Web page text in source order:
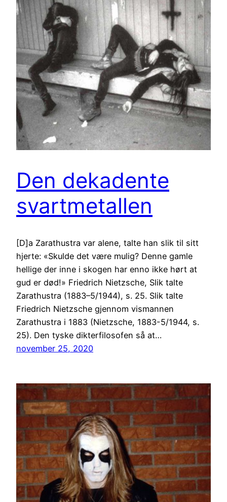
Den dekadente
svartmetallen
[D]a Zarathustra var alene, talte han slik til sitt
hjerte: «Skulde det være mulig? Denne gamle
hellige der inne i skogen har enno ikke hørt at
gud er død!» Friedrich Nietzsche, Slik talte
Zarathustra (1883–5/1944), s. 25. Slik talte
Friedrich Nietzsche gjennom vismannen
Zarathustra i 1883 (Nietzsche, 1883-5/1944, s.
25). Den tyske dikterfilosofen så at…
november 25, 2020